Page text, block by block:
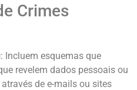
Crimes
: Incluem esquemas que
revelem dados pessoais ou
de e-mails ou sites